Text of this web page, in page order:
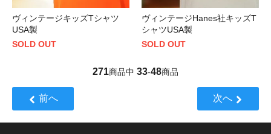
ヴィンテージキッズTシャツ
USA製
SOLD OUT
ヴィンテージHanes社キッズT
シャツUSA製
SOLD OUT
271商品中 33-48商品
前へ 次へ